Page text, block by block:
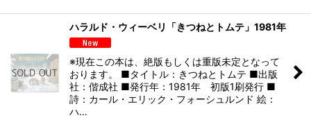
ハラルド・ウィーベリ「きつねとトムテ」1981年
※現在この本は、絶版もしくは重版未定となって
おります。 ■タイトル：きつねとトムテ ■出版
社：偕成社 ■発行年：1981年 初版1刷発行 ■
詩：カール・エリック・フォーシュルンド 絵：
ハ…